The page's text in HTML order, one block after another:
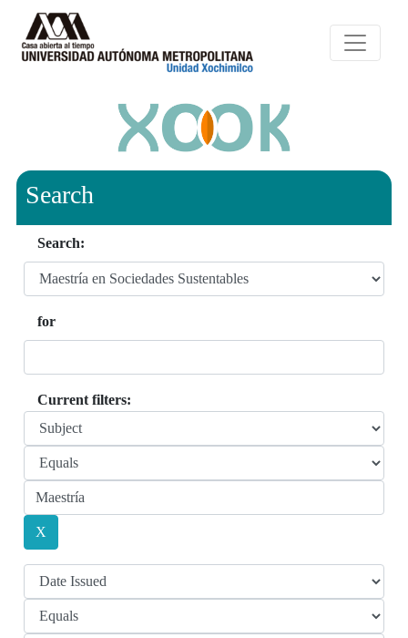
Search
Search:
for
Current filters: